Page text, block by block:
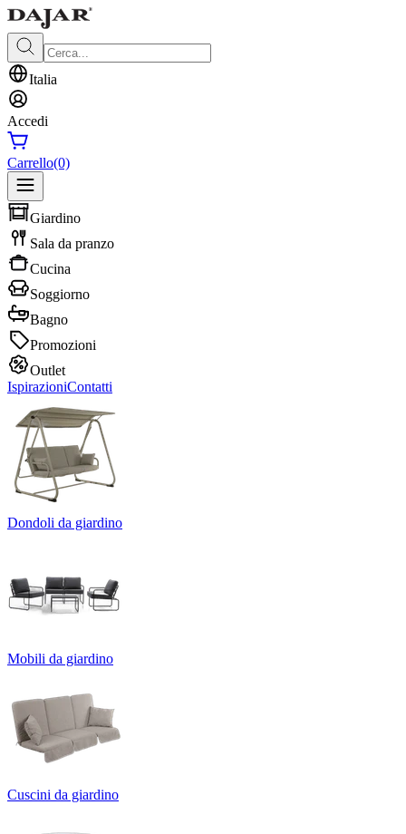
Italia
Accedi
Carrello(0)
Giardino
Sala da pranzo
Cucina
Soggiorno
Bagno
Promozioni
Outlet
IspirazioniContatti
Dondoli da giardino
Mobili da giardino
Cuscini da giardino